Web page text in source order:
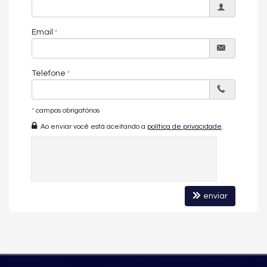
A sua imobiliária em Balneário Camboriú.
Imóvel disponível para visitação.
*Os valores estão sujeitos a alteração sem aviso prévio.*
Galeria de imagens pode conter representações ilustrativas do
imóvel.
Email
Telefone
* campos obrigatórios
Ao enviar você está aceitando a política de privacidade
enviar